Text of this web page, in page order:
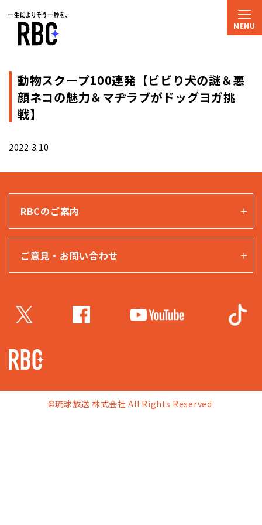
動物スクープ100連発【ビビり犬の謎＆悪
顔ネコの魅力＆マヂラブがドッグヨガ挑
戦】
2022.3.10
RBCのご案内
ご意見・お問い合わせ
©琉球放送 株式会社 All Rights Reserved.